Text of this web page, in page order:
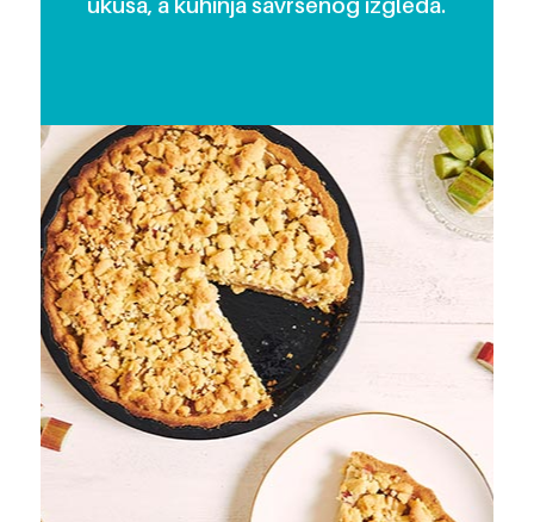
ukusa, a kuhinja savršenog izgleda.